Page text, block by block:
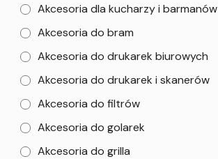
Akcesoria dla kucharzy i barmanów
Akcesoria do bram
Akcesoria do drukarek biurowych
Akcesoria do drukarek i skanerów
Akcesoria do filtrów
Akcesoria do golarek
Akcesoria do grilla